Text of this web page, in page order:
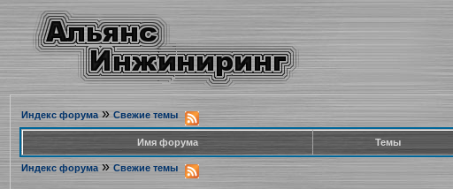
Индекс форума» Свежие темы
Имя форума Темы
Индекс форума » Свежие темы